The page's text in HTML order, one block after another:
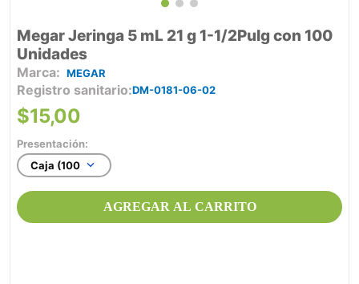
Megar Jeringa 5 mL 21 g 1-1/2Pulg con 100
Unidades
MEGAR
Registro sanitario DM-0181-06-02
$15,00
Presentación:
Caja (100)
AGREGAR AL CARRITO